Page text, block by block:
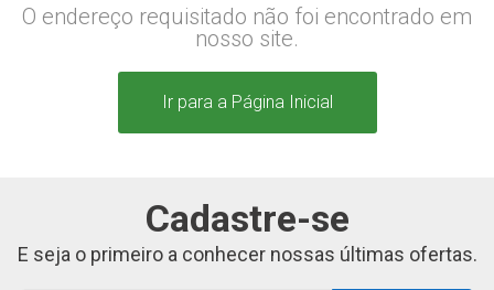
O endereço requisitado não foi encontrado em
nosso site.
Ir para a Página Inicial
Cadastre-se
E seja o primeiro a conhecer nossas últimas ofertas.